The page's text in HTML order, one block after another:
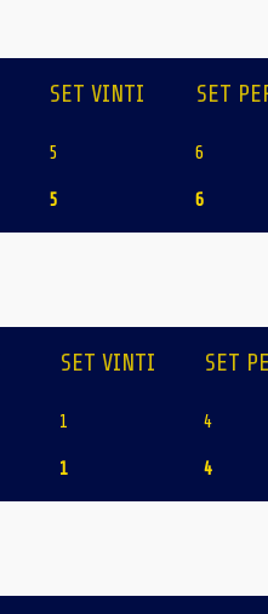
SET VINTI SET
5 6
5 6
SET VINTI SET
1 4
1 4